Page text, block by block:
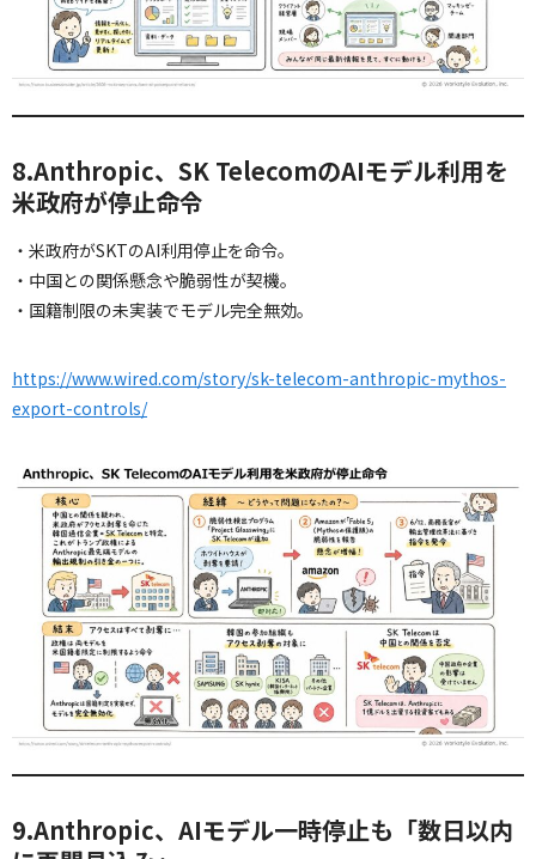
8.Anthropic、SK TelecomのAIモデル利用を
米政府が停止命令
・米政府がSKTのAI利用停止を命令。
・中国との関係懸念や脆弱性が契機。
・国籍制限の未実装でモデル完全無効。
https://www.wired.com/story/sk-telecom-anthropic-mythos-
export-controls/
9.Anthropic、AIモデル一時停止も「数日以内